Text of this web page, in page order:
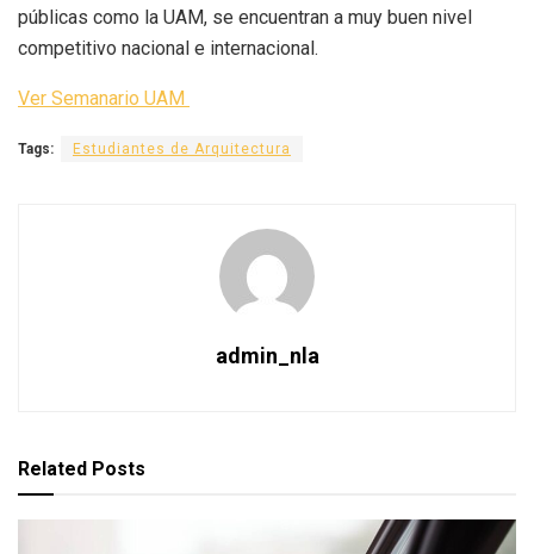
públicas como la UAM, se encuentran a muy buen nivel
competitivo nacional e internacional.
Ver Semanario UAM
Tags: Estudiantes de Arquitectura
admin_nla
Related Posts